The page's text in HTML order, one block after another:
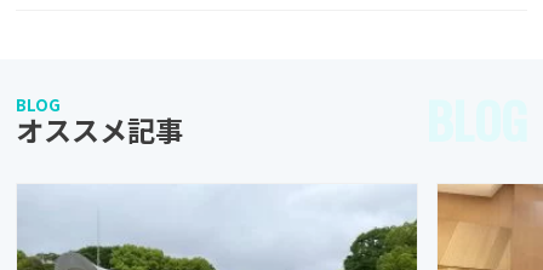
BLOG
オススメ記事